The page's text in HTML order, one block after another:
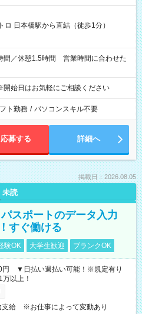
日本橋駅から直結（徒歩1分）
始日はお気軽にご相談ください
ト勤務 / パソコンスキル不要
応募する 詳細へ
掲載日：2026.08.05
未読
スポートのデータ入力
すぐ働ける
験OK 大学生歓迎 ブランクOK
円 ▼日払い週払い可能！※規定有り
以上！
支給 ※お仕事によって変動あり